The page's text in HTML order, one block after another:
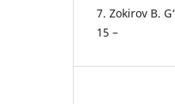
7. Zokirov B.
15 –